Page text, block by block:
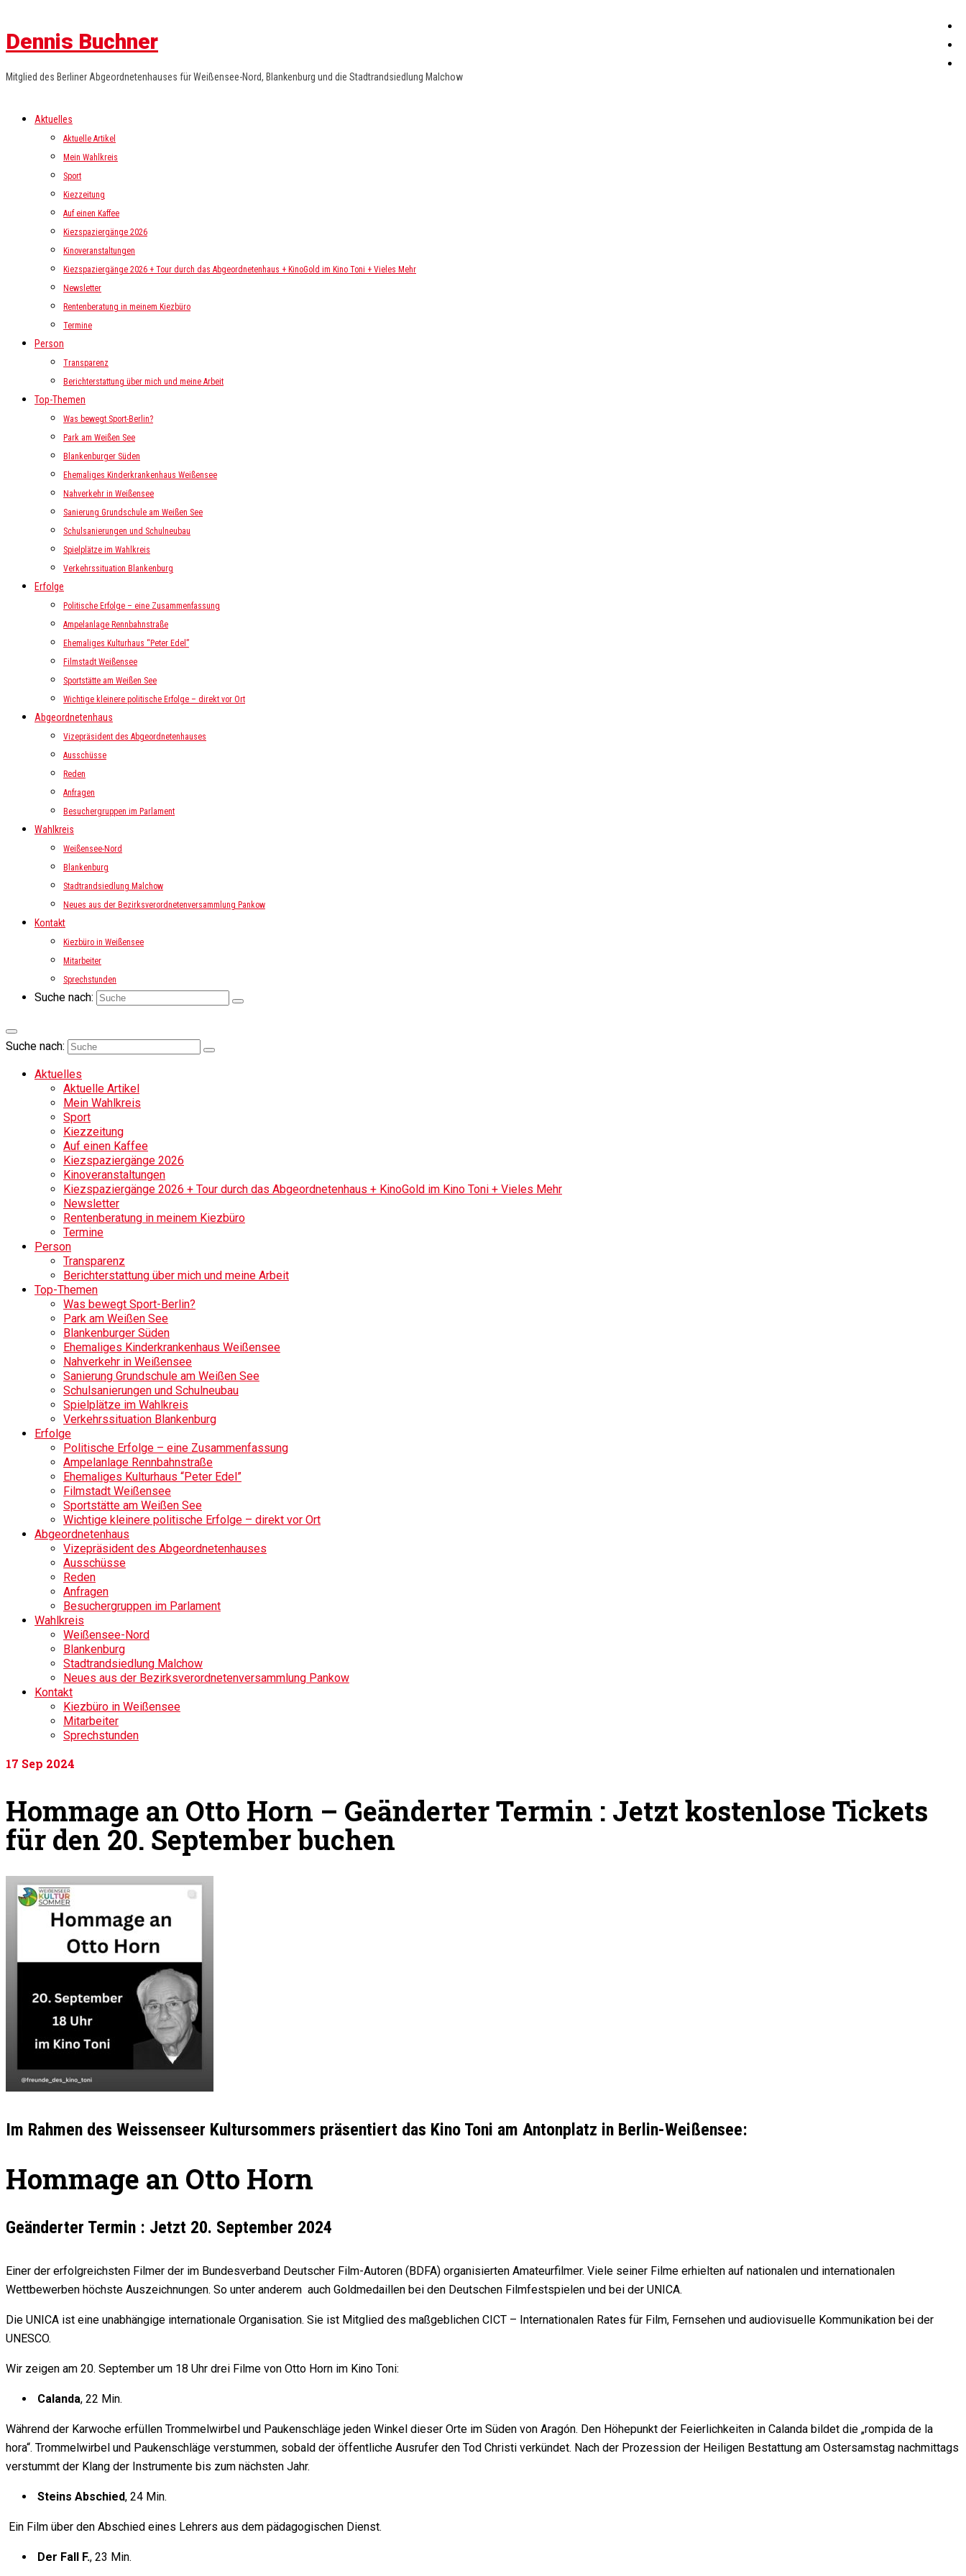
Dennis Buchner
Mitglied des Berliner Abgeordnetenhauses für Weißensee-Nord, Blankenburg und die Stadtrandsiedlung Malchow
Aktuelles
Aktuelle Artikel
Mein Wahlkreis
Sport
Kiezzeitung
Auf einen Kaffee
Kiezspaziergänge 2026
Kinoveranstaltungen
Kiezspaziergänge 2026 + Tour durch das Abgeordnetenhaus + KinoGold im Kino Toni + Vieles Mehr
Newsletter
Rentenberatung in meinem Kiezbüro
Termine
Person
Transparenz
Berichterstattung über mich und meine Arbeit
Top-Themen
Was bewegt Sport-Berlin?
Park am Weißen See
Blankenburger Süden
Ehemaliges Kinderkrankenhaus Weißensee
Nahverkehr in Weißensee
Sanierung Grundschule am Weißen See
Schulsanierungen und Schulneubau
Spielplätze im Wahlkreis
Verkehrssituation Blankenburg
Erfolge
Politische Erfolge – eine Zusammenfassung
Ampelanlage Rennbahnstraße
Ehemaliges Kulturhaus “Peter Edel”
Filmstadt Weißensee
Sportstätte am Weißen See
Wichtige kleinere politische Erfolge – direkt vor Ort
Abgeordnetenhaus
Vizepräsident des Abgeordnetenhauses
Ausschüsse
Reden
Anfragen
Besuchergruppen im Parlament
Wahlkreis
Weißensee-Nord
Blankenburg
Stadtrandsiedlung Malchow
Neues aus der Bezirksverordnetenversammlung Pankow
Kontakt
Kiezbüro in Weißensee
Mitarbeiter
Sprechstunden
Suche nach:
Suche nach:
Aktuelles
Aktuelle Artikel
Mein Wahlkreis
Sport
Kiezzeitung
Auf einen Kaffee
Kiezspaziergänge 2026
Kinoveranstaltungen
Kiezspaziergänge 2026 + Tour durch das Abgeordnetenhaus + KinoGold im Kino Toni + Vieles Mehr
Newsletter
Rentenberatung in meinem Kiezbüro
Termine
Person
Transparenz
Berichterstattung über mich und meine Arbeit
Top-Themen
Was bewegt Sport-Berlin?
Park am Weißen See
Blankenburger Süden
Ehemaliges Kinderkrankenhaus Weißensee
Nahverkehr in Weißensee
Sanierung Grundschule am Weißen See
Schulsanierungen und Schulneubau
Spielplätze im Wahlkreis
Verkehrssituation Blankenburg
Erfolge
Politische Erfolge – eine Zusammenfassung
Ampelanlage Rennbahnstraße
Ehemaliges Kulturhaus “Peter Edel”
Filmstadt Weißensee
Sportstätte am Weißen See
Wichtige kleinere politische Erfolge – direkt vor Ort
Abgeordnetenhaus
Vizepräsident des Abgeordnetenhauses
Ausschüsse
Reden
Anfragen
Besuchergruppen im Parlament
Wahlkreis
Weißensee-Nord
Blankenburg
Stadtrandsiedlung Malchow
Neues aus der Bezirksverordnetenversammlung Pankow
Kontakt
Kiezbüro in Weißensee
Mitarbeiter
Sprechstunden
17 Sep 2024
Hommage an Otto Horn – Geänderter Termin : Jetzt kostenlose Tickets
für den 20. September buchen
Im Rahmen des Weissenseer Kultursommers präsentiert das Kino Toni am Antonplatz in Berlin-Weißensee:
Hommage an Otto Horn
Geänderter Termin : Jetzt 20. September 2024
Einer der erfolgreichsten Filmer der im Bundesverband Deutscher Film-Autoren (BDFA) organisierten Amateurfilmer. Viele seiner Filme erhielten auf nationalen und internationalen
Wettbewerben höchste Auszeichnungen. So unter anderem auch Goldmedaillen bei den Deutschen Filmfestspielen und bei der UNICA.
Die UNICA ist eine unabhängige internationale Organisation. Sie ist Mitglied des maßgeblichen CICT – Internationalen Rates für Film, Fernsehen und audiovisuelle Kommunikation bei der
UNESCO.
Wir zeigen am 20. September um 18 Uhr drei Filme von Otto Horn im Kino Toni:
Calanda, 22 Min.
Während der Karwoche erfüllen Trommelwirbel und Paukenschläge jeden Winkel dieser Orte im Süden von Aragón. Den Höhepunkt der Feierlichkeiten in Calanda bildet die „rompida de la
hora“. Trommelwirbel und Paukenschläge verstummen, sobald der öffentliche Ausrufer den Tod Christi verkündet. Nach der Prozession der Heiligen Bestattung am Ostersamstag nachmittags
verstummt der Klang der Instrumente bis zum nächsten Jahr.
Steins Abschied, 24 Min.
Ein Film über den Abschied eines Lehrers aus dem pädagogischen Dienst.
Der Fall F., 23 Min.